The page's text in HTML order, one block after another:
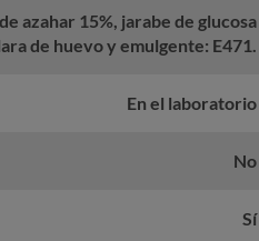
azahar 15%, jarabe de glucosa
de huevo y emulgente: E471.
En el laboratorio
No
Sí